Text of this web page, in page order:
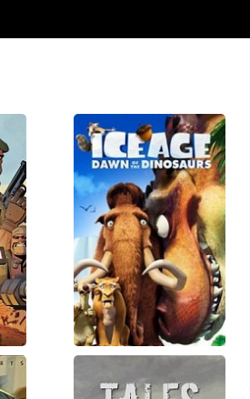
Ледниковый